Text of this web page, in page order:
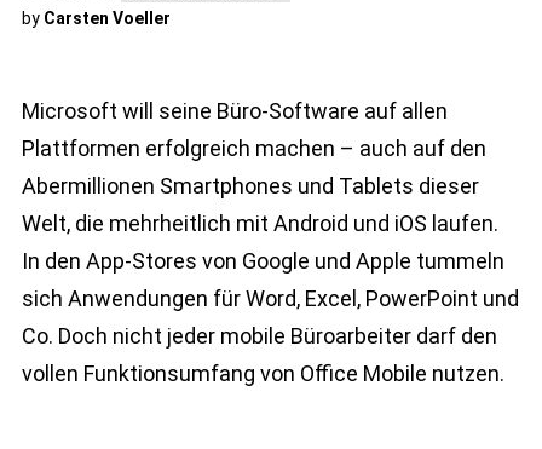
by Carsten Voeller
Microsoft will seine Büro-Software auf allen
Plattformen erfolgreich machen – auch auf den
Abermillionen Smartphones und Tablets dieser
Welt, die mehrheitlich mit Android und iOS laufen.
In den App-Stores von Google und Apple tummeln
sich Anwendungen für Word, Excel, PowerPoint und
Co. Doch nicht jeder mobile Büroarbeiter darf den
vollen Funktionsumfang von Office Mobile nutzen.